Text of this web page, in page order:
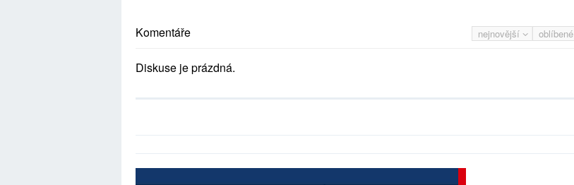
nejnovější oblíbené
Komentáře
Diskuse je prázdná.